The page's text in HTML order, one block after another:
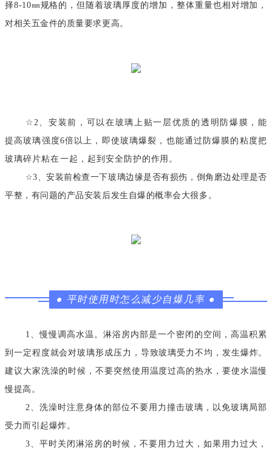
择8-10㎜规格的，但随着玻璃厚度的增加，整体重量也相对增加，
对相关五金件的质量要求更高。
☆ 2、安装前，可以在玻璃上贴一层优质的透明防爆膜，能
提高玻璃强度6倍以上，即使玻璃爆裂，也能通过防爆膜的粘度把
玻璃碎片粘在一起，起到安全防护的作用。
☆3、安装前检查一下玻璃边缘是否有损伤，倒角磨边处理是否
平整，有问题的产品安装后发生自爆的概率会大很多。
● 平时使用时怎么减少自爆几率 ●
1、慢慢调高水温。淋浴房内部是一个密闭的空间，高温积累
到一定程度就会对玻璃形成压力，导致玻璃受力不均，发生爆炸。
建议大家洗澡的时候，不要突然使用温度过高的热水，要使水温慢
慢提高。
2、洗澡时注意身体的部位不要用力撞击玻璃，以免玻璃局部
受力而引起爆炸。
3、平时关闭淋浴房的时候，不要用力过大，如果用力过大，